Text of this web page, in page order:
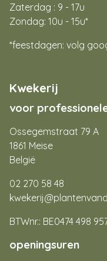
Zaterdag : 9 - 17u
Zondag: 10u - 15u*
*feestdagen: volg
Kwekerij
voor
Ossegemstraat 79 A
1861 Meise
België
02 270 58 48
BTWnr.: BE0474 498
openingsuren